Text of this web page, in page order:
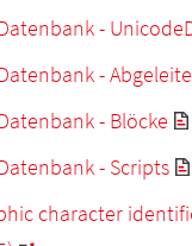
-
-
- Blöcke
- Scripts
character